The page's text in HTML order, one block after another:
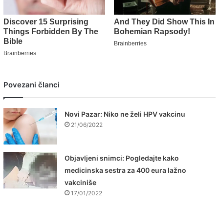
Povezani članci
Novi Pazar: Niko ne želi HPV vakcinu
21/06/2022
Objavljeni snimci: Pogledajte kako
medicinska sestra za 400 eura lažno
vakciniše
17/01/2022